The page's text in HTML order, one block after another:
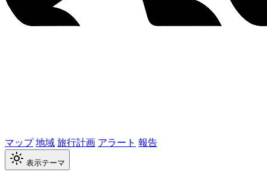
マップ地域旅行計画 アラート 報告
表示テーマ